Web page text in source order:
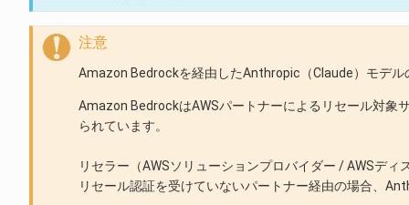
注意
Amazon Bedrockを経由したAnthropic（Claude）モデル
Amazon BedrockはAWSパートナーによるリセール対象
られています。
リセラー（AWSソリューションプロバイダー / AWSデ
リセール認証を受けていないパートナー経由の場合、